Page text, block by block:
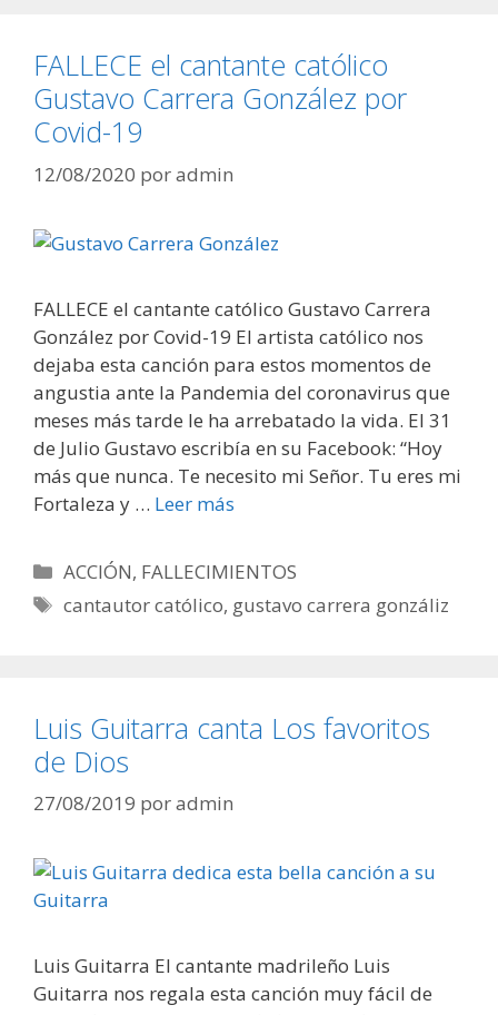
FALLECE el cantante católico
Gustavo Carrera González por
Covid-19
12/08/2020 poradmin
FALLECE el cantante católico Gustavo Carrera
González por Covid-19 El artista católico nos
dejaba esta canción para estos momentos de
angustia ante la Pandemia del coronavirus que
meses más tarde le ha arrebatado la vida. El 31
de Julio Gustavo escribía en su Facebook: “Hoy
más que nunca. Te necesito mi Señor. Tu eres mi
Fortaleza y … Leer más
Categorías
ACCIÓN, FALLECIMIENTOS
Etiquetas
cantautor católico, gustavo carrera gonzáliz
Luis Guitarra canta Los favoritos
de Dios
27/08/2019 poradmin
Luis Guitarra El cantante madrileño Luis
Guitarra nos regala esta canción muy fácil de